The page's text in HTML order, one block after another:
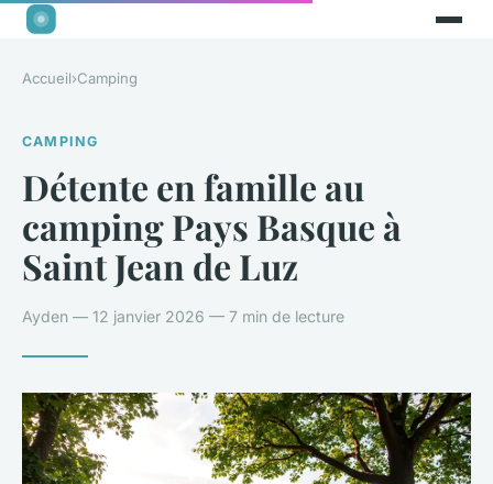
Accueil›Camping
CAMPING
Détente en famille au
camping Pays Basque à
Saint Jean de Luz
Ayden — 12 janvier 2026 — 7 min de lecture